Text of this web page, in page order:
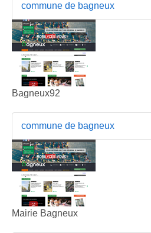
commune de bagneux
Bagneux92
commune de bagneux
Mairie Bagneux